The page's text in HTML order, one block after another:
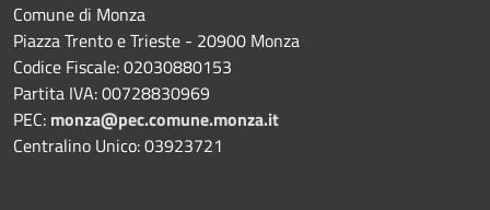
Comune di Monza
Piazza Trento e Trieste - 20900 Monza
Codice Fiscale: 02030880153
Partita IVA: 00728830969
PEC: monza@pec.comune.monza.it
Centralino Unico: 03923721